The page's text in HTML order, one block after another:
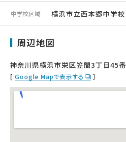
中学校区域 横浜市立西本郷中学校
周辺地図
神奈川県横浜市栄区笠間3丁目45番
[ Google Mapで表示する ］